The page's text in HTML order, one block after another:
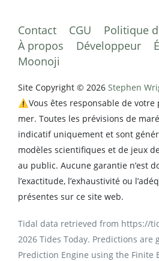
Contact CGU
Politique
À propos
Développeur
Moonoji
Site Copyright © 2026 Stephen
⚠️Vous êtes responsable de votre
mer. Toutes les prévisions de
indicatif uniquement et sont
modèles scientifiques et de jeux
au public. Aucune garantie n’est
l’exactitude, l’exhaustivité ou
présentes sur ce site web.
Tidal data retrieved from https://
2026 Tides Today. Predictions are
Prediction Engine using the Finite